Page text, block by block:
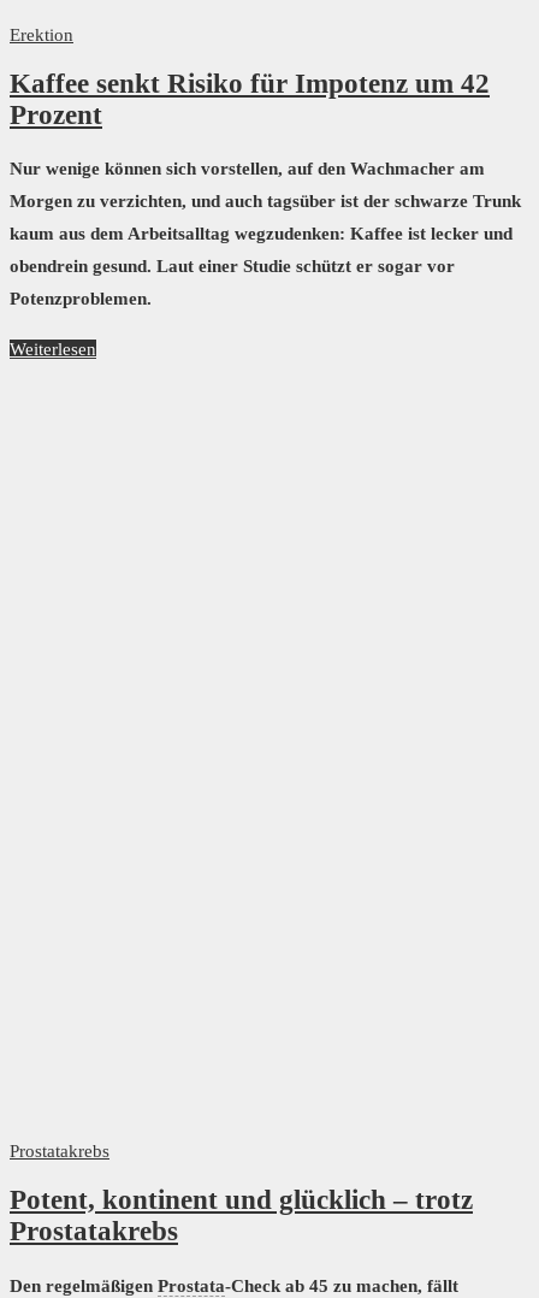
Erektion
Kaffee senkt Risiko für Impotenz um 42
Prozent
Nur wenige können sich vorstellen, auf den Wachmacher am
Morgen zu verzichten, und auch tagsüber ist der schwarze Trunk
kaum aus dem Arbeitsalltag wegzudenken: Kaffee ist lecker und
obendrein gesund. Laut einer Studie schützt er sogar vor
Potenzproblemen.
Weiterlesen
Prostatakrebs
Potent, kontinent und glücklich – trotz
Prostatakrebs
Den regelmäßigen Prostata-Check ab 45 zu machen, fällt